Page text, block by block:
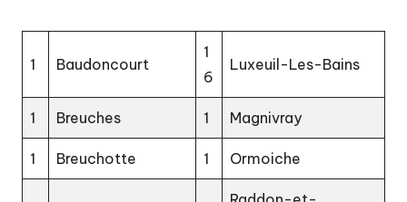
d
e
L
u
x
1 Baudoncourt
1
6
Luxeuil-Les-Bains
1 Breuches 1 Magnivray
1 Breuchotte 1 Ormoiche